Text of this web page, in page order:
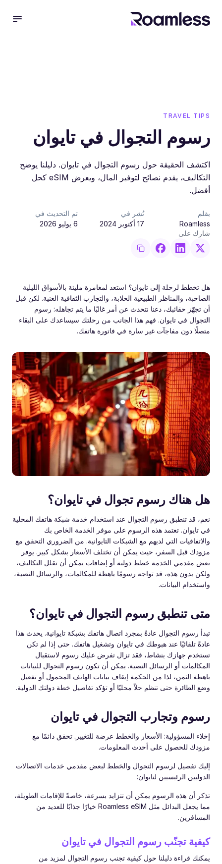
TRAVEL TIPS
رسوم التجوال في تايوان
اكتشف الحقيقة حول رسوم التجوال في تايوان. دليلنا يوضح
التكاليف، يقدم نصائح لتوفير المال، ويعرض eSIM كحل
أفضل.
بقلم
Roamless
نُشر في
17 أكتوبر 2024
تم التحديث في
6 يوليو 2026
شارك على
هل تخطط لرحلة إلى تايوان؟ استعد لمغامرة مليئة بالأسواق الليلية
الصاخبة، والمناظر الطبيعية الخلابة، والتجارب الثقافية الغنية. لكن قبل
أن تجهّز حقائبك، دعنا نتحدث عن أمر غالبًا ما يتم تجاهله: رسوم
التجوال في تايوان. فهم هذا الجانب من رحلتك سيساعدك على البقاء
متصلًا دون مفاجآت غير سارة في فاتورة هاتفك.
هل هناك رسوم تجوال في تايوان؟
نعم، قد تنطبق رسوم التجوال عند استخدام خدمة شبكة هاتفك المحلية
في تايوان. تعتمد هذه الرسوم على موفر الخدمة الخاص بك
والاتفاقيات التي لديهم مع الشبكات التايوانية. من الضروري التحقق مع
مزودك قبل السفر، حيث يمكن أن تختلف الأسعار بشكل كبير. يوفر
بعض مقدمي الخدمة خطط دولية أو إضافات يمكن أن تقلل التكاليف،
ولكن بدون هذه، قد تواجه رسومًا باهظة للمكالمات، والرسائل النصية،
واستخدام البيانات.
متى تنطبق رسوم التجوال في تايوان؟
تبدأ رسوم التجوال عادةً بمجرد اتصال هاتفك بشبكة تايوانية. يحدث هذا
عادةً تلقائيًا عند هبوطك في تايوان وتشغيل هاتفك. حتى إذا لم تكن
تستخدم جهازك بنشاط، فقد تزال تفرض عليك رسوم لاستقبال
المكالمات أو الرسائل النصية. يمكن أن تكون رسوم التجوال للبيانات
باهظة الثمن، لذا من الحكمة إيقاف بيانات الهاتف المحمول أو تفعيل
وضع الطائرة حتى تنظم حلاً محليًا أو تؤكد تفاصيل خطة دولتك الدولية.
رسوم وتجارب التجوال في تايوان
إخلاء المسؤولية: الأسعار والخطط عرضة للتغيير. تحقق دائمًا مع
مزودك للحصول على أحدث المعلومات.
إليك تفصيل لرسوم التجوال والخطط لبعض مقدمي خدمات الاتصالات
الدوليين الرئيسيين لتايوان:
تذكر أن هذه الرسوم يمكن أن تتزايد بسرعة، خاصةً للإقامات الطويلة،
مما يجعل البدائل مثل Roamless eSIM خيارًا جذابًا للعديد من
المسافرين.
كيفية تجنّب رسوم التجوال في تايوان
يمكنك قراءة دليلنا حول كيفية تجنب رسوم التجوال لمزيد من